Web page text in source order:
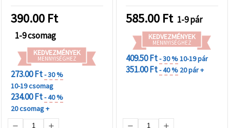
390.00 Ft
1-9 csomag
KEDVEZMÉNYEK
MENNYISÉGHEZ
273.00 Ft- 30 %
10-19 csomag
234.00 Ft- 40 %
20 csomag +
585.00 Ft 1-9 pár
KEDVEZMÉNYEK
MENNYISÉGHEZ
409.50 Ft- 30 %10-19 pár
351.00 Ft- 40 % 20 pár +